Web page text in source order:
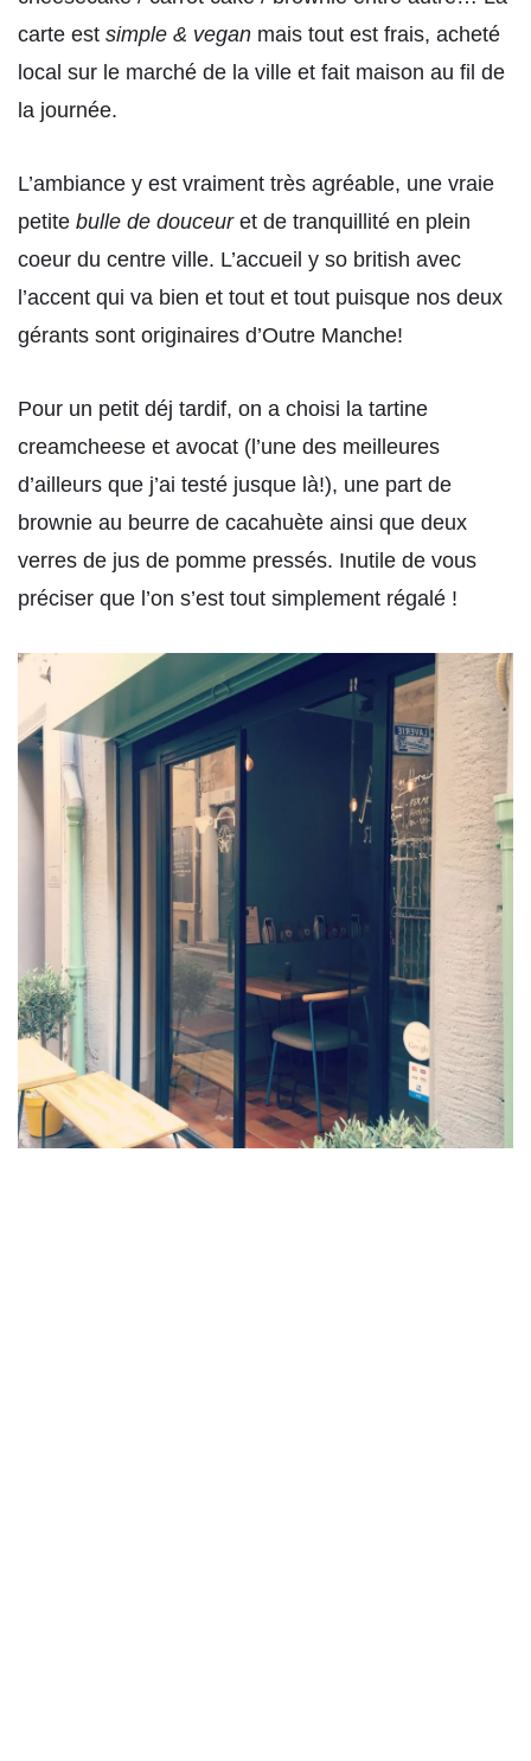
carte est simple & vegan mais tout est frais, acheté
local sur le marché de la ville et fait maison au fil de
la journée.
L’ambiance y est vraiment très agréable, une vraie
petite bulle de douceuret de tranquillité en plein
coeur du centre ville. L’accueil y so british avec
l’accent qui va bien et tout et tout puisque nos deux
gérants sont originaires d’Outre Manche!
Pour un petit déj tardif, on a choisi la tartine
creamcheese et avocat (l’une des meilleures
d’ailleurs que j’ai testé jusque là!), une part de
brownie au beurre de cacahuète ainsi que deux
verres de jus de pomme pressés. Inutile de vous
préciser que l’on s’est tout simplement régalé !